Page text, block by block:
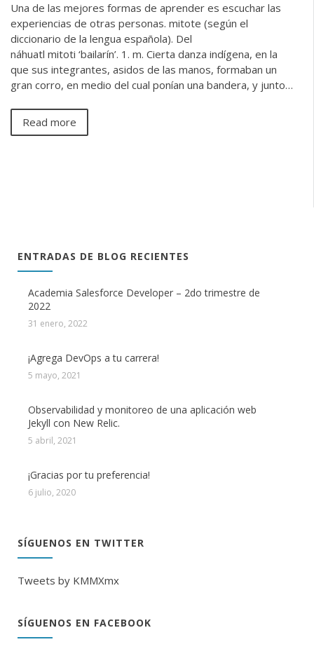
Una de las mejores formas de aprender es escuchar las
experiencias de otras personas. mitote (según el
diccionario de la lengua española). Del
náhuatl mitoti ‘bailarín’. 1. m. Cierta danza indígena, en la
que sus integrantes, asidos de las manos, formaban un
gran corro, en medio del cual ponían una bandera, y junto…
Read more
ENTRADAS DE BLOG RECIENTES
Academia Salesforce Developer – 2do trimestre de
2022
31 enero, 2022
¡Agrega DevOps a tu carrera!
5 mayo, 2021
Observabilidad y monitoreo de una aplicación web
Jekyll con New Relic.
5 abril, 2021
¡Gracias por tu preferencia!
6 julio, 2020
SÍGUENOS EN TWITTER
Tweets by KMMXmx
SÍGUENOS EN FACEBOOK